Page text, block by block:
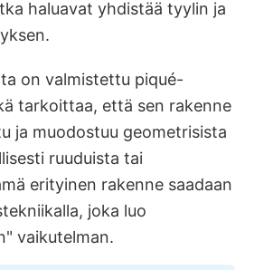
haluavat yhdistää tyylin ja
on valmistettu piqué-
tarkoittaa, että sen rakenne
ja muodostuu geometrisista
ruuduista tai
erityinen rakenne saadaan
joka luo
vaikutelman.